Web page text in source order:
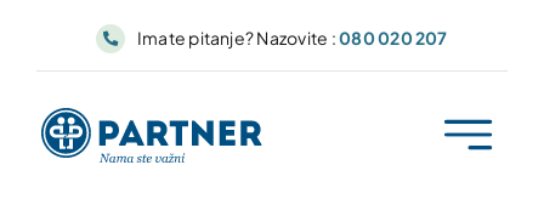
Imate pitanje? Nazovite :080 020 207